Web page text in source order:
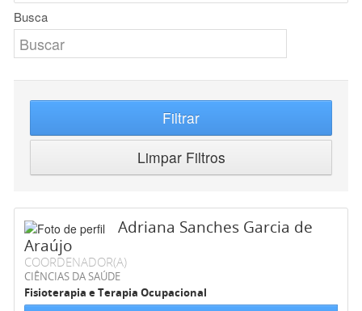
Busca
Filtrar
Limpar Filtros
Adriana Sanches Garcia de
Araújo
COORDENADOR(A)
CIÊNCIAS DA SAÚDE
Fisioterapia e Terapia Ocupacional